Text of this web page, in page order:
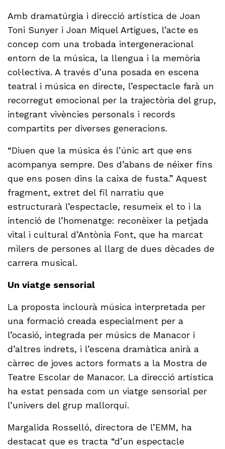
Amb dramatúrgia i direcció artística de Joan
Toni Sunyer i Joan Miquel Artigues, l’acte es
concep com una trobada intergeneracional
entorn de la música, la llengua i la memòria
col·lectiva. A través d’una posada en escena
teatral i música en directe, l’espectacle farà un
recorregut emocional per la trajectòria del grup,
integrant vivències personals i records
compartits per diverses generacions.
“Diuen que la música és l’únic art que ens
acompanya sempre. Des d’abans de néixer fins
que ens posen dins la caixa de fusta.” Aquest
fragment, extret del fil narratiu que
estructurarà l’espectacle, resumeix el to i la
intenció de l’homenatge: reconèixer la petjada
vital i cultural d’Antònia Font, que ha marcat
milers de persones al llarg de dues dècades de
carrera musical.
Un viatge sensorial
La proposta inclourà música interpretada per
una formació creada especialment per a
l’ocasió, integrada per músics de Manacor i
d’altres indrets, i l’escena dramàtica anirà a
càrrec de joves actors formats a la Mostra de
Teatre Escolar de Manacor. La direcció artística
ha estat pensada com un viatge sensorial per
l’univers del grup mallorquí.
Margalida Rosselló, directora de l’EMM, ha
destacat que es tracta “d’un espectacle